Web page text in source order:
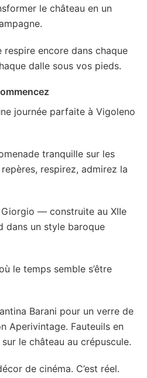
le château en un
respire encore dans chaque
dalle sous vos pieds.
journée parfaite à Vigoleno
tranquille sur les
respirez, admirez la
Giorgio — construite au XIIe
dans un style baroque
le temps semble s’être
Barani pour un verre de
Aperivintage. Fauteuils en
le château au crépuscule.
de cinéma. C’est réel.